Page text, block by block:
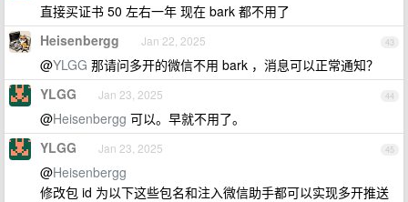
直接买证书 50 左右一年 现在 bark 都不用了
43
Heisenbergg Jan 22, 2025
@YLGG 那请问多开的微信不用 bark ，消息可以正常通知？
44
YLGG Jan 23, 2025
@Heisenbergg 可以。早就不用了。
45
YLGG Jan 23, 2025
@Heisenbergg
修改包 id 为以下这些包名和注入微信助手都可以实现多开推送